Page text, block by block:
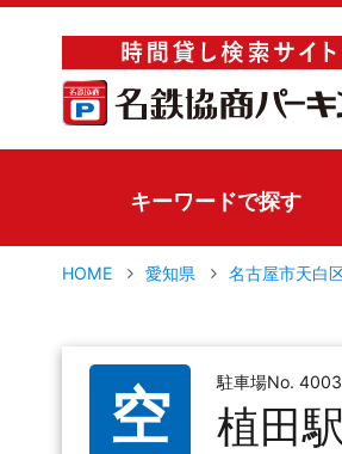
キーワードで探す
HOME 愛知県 名古屋市天白
空 駐車場No. 4003
植田